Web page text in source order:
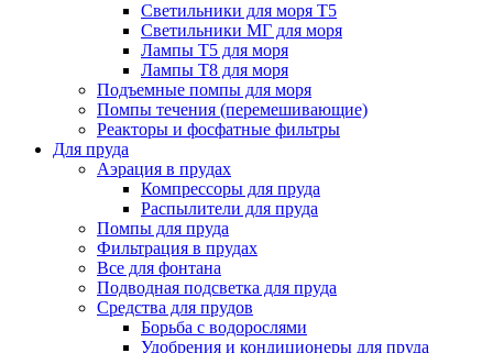
Светильники для моря Т5
Светильники МГ для моря
Лампы Т5 для моря
Лампы Т8 для моря
Подъемные помпы для моря
Помпы течения (перемешивающие)
Реакторы и фосфатные фильтры
Для пруда
Аэрация в прудах
Компрессоры для пруда
Распылители для пруда
Помпы для пруда
Фильтрация в прудах
Все для фонтана
Подводная подсветка для пруда
Средства для прудов
Борьба с водорослями
Удобрения и кондиционеры для пруда